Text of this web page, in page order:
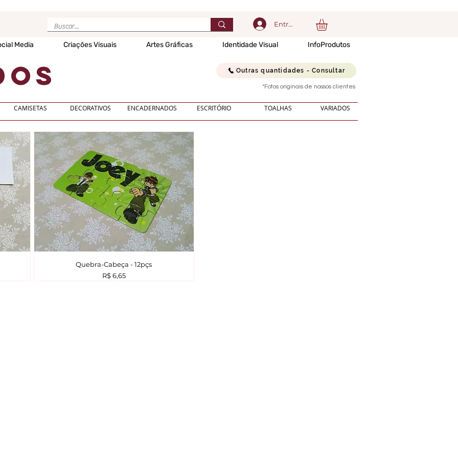
Entrar
Media Criações Visuais Artes Gráficas Identidade Visual InfoProdutos
Outras quantidades - Consultar
*Fotos originais de nossos clientes
CAMISETAS DECORATIVOS ESCRITÓRIO TOALHAS VARIADOS
ENCADERNADOS
Quebra-Cabeça - 12pçs
Preço
R$ 6,65